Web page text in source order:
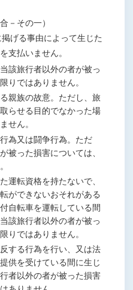
－その一）
げる事由によって生じた
支払いません。
該旅行者以外の者が被っ
りではありません。
親族の故意。ただし、旅
らせる目的でなかった場
せん。
為又は闘争行為。ただ
被った損害については、
運転資格を持たないで、
ができないおそれがある
自転車を運転している間
該旅行者以外の者が被っ
りではありません。
する行為を行い、又は法
供を受けている間に生じ
者以外の者が被った損害